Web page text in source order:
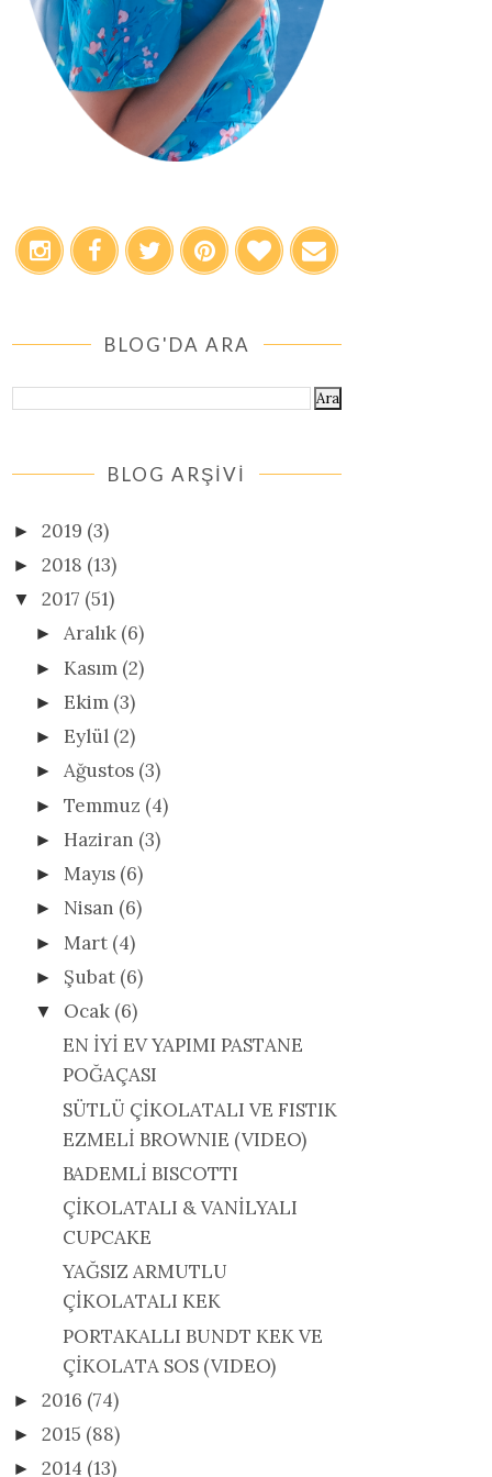
BLOG'DA ARA
BLOG ARŞİVİ
► 2019 (3)
► 2018 (13)
▼ 2017 (51)
►Aralık (6)
► Kasım (2)
► Ekim (3)
► Eylül (2)
►Ağustos (3)
►Temmuz (4)
► Haziran (3)
►Mayıs (6)
► Nisan (6)
► Mart (4)
► Şubat (6)
▼ Ocak (6)
EN İYİ EV YAPIMI PASTANE
POĞAÇASI
SÜTLÜ ÇİKOLATALI VE FISTIK
EZMELİ BROWNIE (VIDEO)
BADEMLİ BISCOTTI
ÇİKOLATALI & VANİLYALI
CUPCAKE
YAĞSIZ ARMUTLU
ÇİKOLATALI KEK
PORTAKALLI BUNDT KEK VE
ÇİKOLATA SOS (VIDEO)
► 2016 (74)
► 2015 (88)
► 2014 (13)